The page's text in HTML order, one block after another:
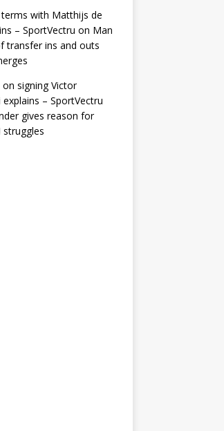
with Matthijs de
– SportVectru on Man
transfer ins and outs
signing Victor
– SportVectru
gives reason for
struggles